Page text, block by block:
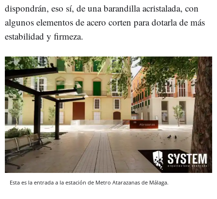
dispondrán, eso sí, de una barandilla acristalada, con
algunos elementos de acero corten para dotarla de más
estabilidad y firmeza.
Esta es la entrada a la estación de Metro Atarazanas de Málaga.